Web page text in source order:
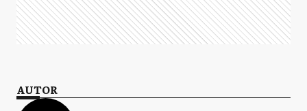
AUTOR